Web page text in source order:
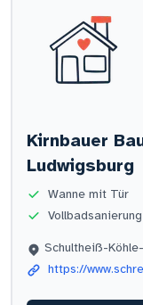
Kirnbauer
Ludwigsburg
Wanne mit Tür
Vollbadsanierung
Schultheiß-
https://